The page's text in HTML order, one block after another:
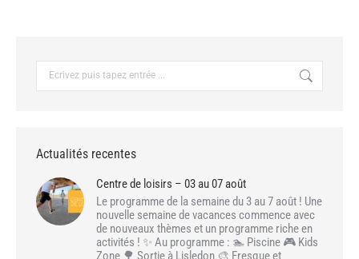
Actualités recentes
Centre de loisirs – 03 au 07 août
Le programme de la semaine du 3 au 7 août ! Une
nouvelle semaine de vacances commence avec
de nouveaux thèmes et un programme riche en
activités ! ✨ Au programme : 🏊 Piscine 🎮 Kids
Zone 🌳 Sortie à Lisledon 🎨 Fresque et